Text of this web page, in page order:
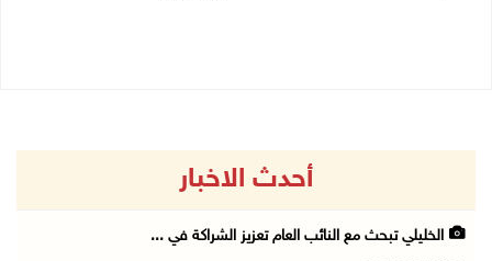
أحدث الاخبار
الخليلي تبحث مع النائب العام تعزيز الشراكة في ...